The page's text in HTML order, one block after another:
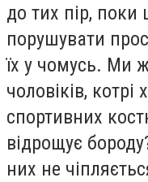
до тих пір,
порушувати
їх у чомусь. Ми
чоловіків, котрі
спортивних
відрощує
них не